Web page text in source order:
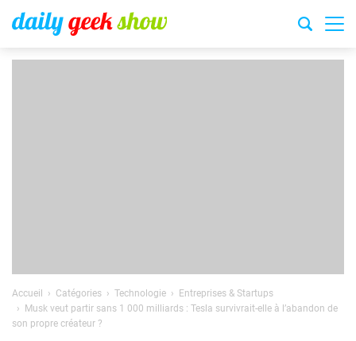
Accueil Catégories Technologie
Entreprises & Startups
Musk veut partir sans 1 000 milliards : Tesla survivrait-elle à l’abandon de
son propre créateur ?